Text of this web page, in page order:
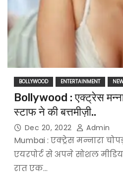
BOLLYWOOD ENTERTAINMENT
Bollywood : एक्ट्रेस
स्टाफ ने की बत्तमीज़ी..
Dec 20, 2022 Admin
Mumbai : एक्ट्रेस मन्नारा
एयरपोर्ट से अपने सोशल
रात एक…